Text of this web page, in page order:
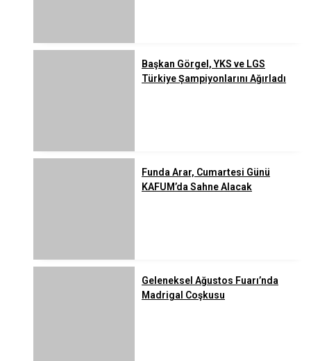
Başkan Görgel, YKS ve LGS
Türkiye Şampiyonlarını Ağırladı
Funda Arar, Cumartesi Günü
KAFUM’da Sahne Alacak
Geleneksel Ağustos Fuarı’nda
Madrigal Coşkusu